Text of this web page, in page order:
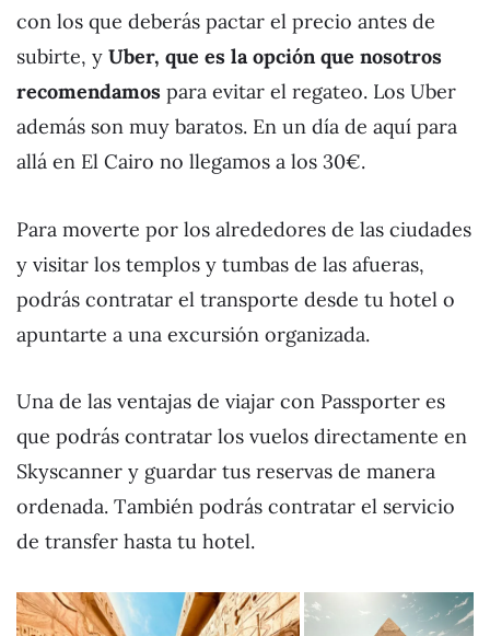
con los que deberás pactar el precio antes de
subirte, y Uber, que es la opción que nosotros
recomendamos para evitar el regateo. Los Uber
además son muy baratos. En un día de aquí para
allá en El Cairo no llegamos a los 30€.
Para moverte por los alrededores de las ciudades
y visitar los templos y tumbas de las afueras,
podrás contratar el transporte desde tu hotel o
apuntarte a una excursión organizada.
Una de las ventajas de viajar con Passporter es
que podrás contratar los vuelos directamente en
Skyscanner y guardar tus reservas de manera
ordenada. También podrás contratar el servicio
de transfer hasta tu hotel.